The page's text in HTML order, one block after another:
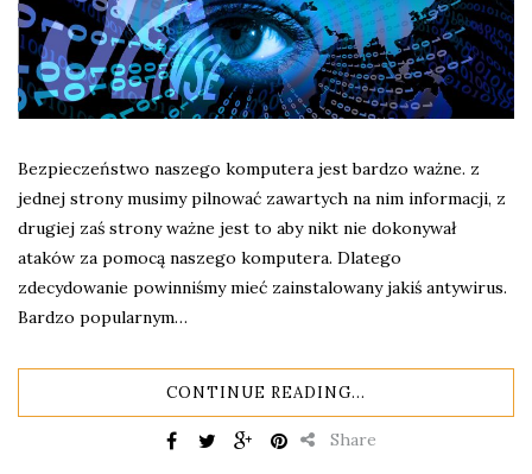
Bezpieczeństwo naszego komputera jest bardzo ważne. z
jednej strony musimy pilnować zawartych na nim informacji, z
drugiej zaś strony ważne jest to aby nikt nie dokonywał
ataków za pomocą naszego komputera. Dlatego
zdecydowanie powinniśmy mieć zainstalowany jakiś antywirus.
Bardzo popularnym…
CONTINUE READING...
Share